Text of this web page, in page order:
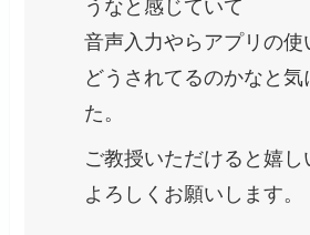
うなと感じていて
音声入力やらアプリの使
どうされてるのかなと気
た。
ご教授いただけると嬉し
よろしくお願いします。